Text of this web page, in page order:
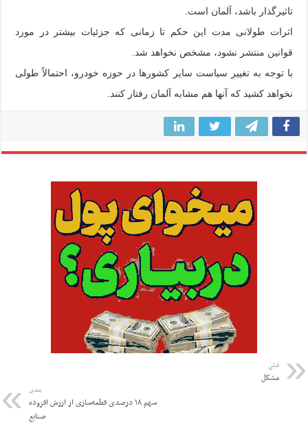
تاثیرگذار باشد، آلمان است.
اثرات طولانی مدت این حکم تا زمانی که جزئیات بیشتر در مورد
قوانین منتشر نشود، مشخص نخواهد شد.
با توجه به تغییر سیاست سایر کشورها در حوزه خودرو، احتمالاً طولی
نخواهد کشید که آنها هم مشابه آلمان رفتار کنند.
قبلی
مشکل
بعدی
سهم ۱۸ درصدی قطعه‌سازی از ارزش افزوده
صنایع